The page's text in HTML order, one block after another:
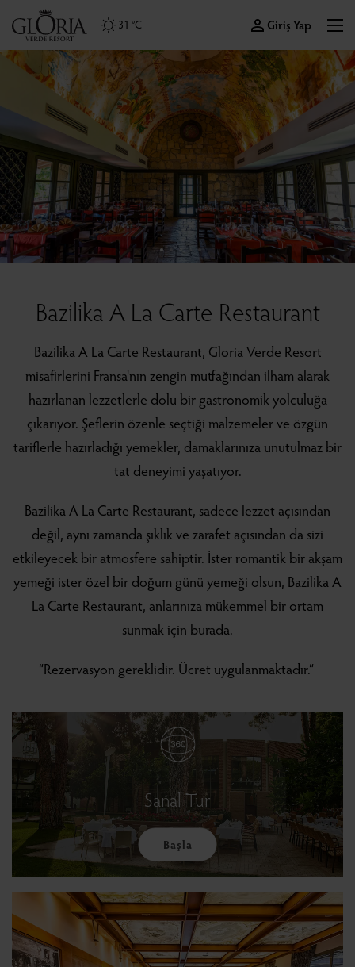
31 °C Giriş Yap
Bazilika A La Carte Restaurant
Bazilika A La Carte Restaurant, Gloria Verde Resort
misafirlerini Fransa'nın zengin mutfağından ilham alarak
hazırlanan lezzetlerle dolu bir gastronomik yolculuğa
çıkarıyor. Şeflerin özenle seçtiği malzemeler ve özgün
tariflerle hazırladığı yemekler, damaklarınıza unutulmaz bir
tat deneyimi yaşatıyor.
Bazilika A La Carte Restaurant, sadece lezzet açısından
değil, aynı zamanda şıklık ve zarafet açısından da sizi
etkileyecek bir atmosfere sahiptir. İster romantik bir akşam
yemeği ister özel bir doğum günü yemeği olsun, Bazilika A
La Carte Restaurant, anlarınıza mükemmel bir ortam
sunmak için burada.
“Rezervasyon gereklidir. Ücret uygulanmaktadır.“
Sanal Tur
Başla